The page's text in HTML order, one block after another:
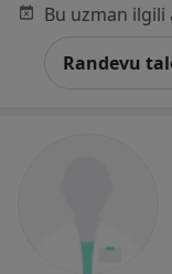
Randevu